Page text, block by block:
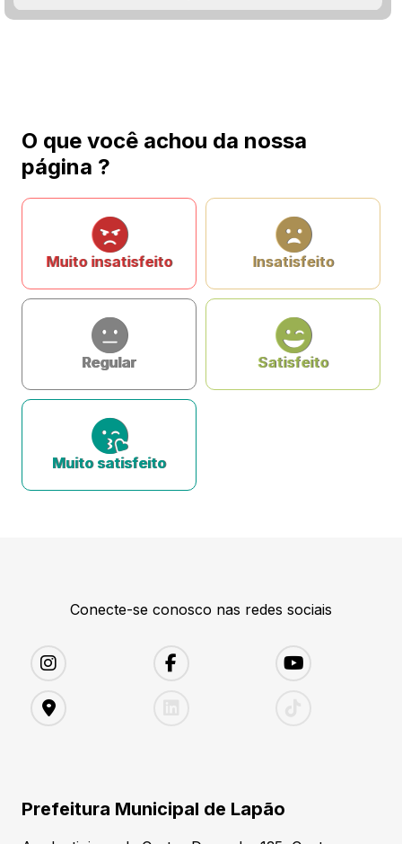
O que você achou da nossa
página ?
Muito insatisfeito Insatisfeito
Regular Satisfeito
Muito satisfeito
Conecte-se conosco nas redes sociais
Prefeitura Municipal de Lapão